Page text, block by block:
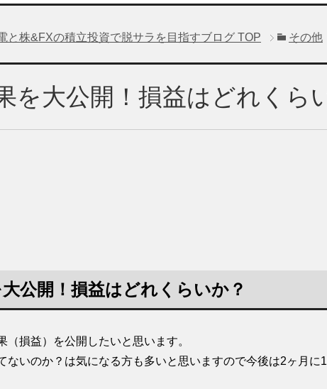
と株&FXの積立投資で脱サラを目指すブログ TOP その他
を大公開！損益はどれくら
公開！損益はどれくらいか？
（損益）を公開したいと思います。
ないのか？は気になる方も多いと思いますので今後は2ヶ月に